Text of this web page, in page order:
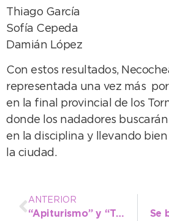
Thiago García
Sofía Cepeda
Damián López
Con estos resultados,
representada una vez más
en la final provincial de los
donde los nadadores
en la disciplina y llevando
la ciudad.
ANTERIOR
“Apiturismo” y “Travesías por Río Quequén” fueron los proyectos ganadores del concurso de Turismo